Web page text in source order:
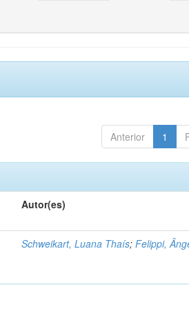
Anterior 1
Autor(es)
Schweikart, Luana Thaís;Felippi,